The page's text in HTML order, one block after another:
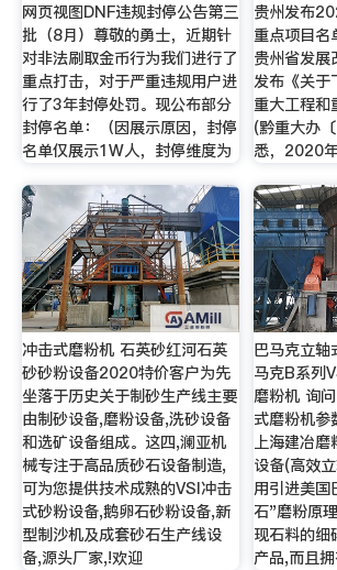
网页视图DNF违规封停公告第三
批（8月）尊敬的勇士，近期针
对非法刷取金币行为我们进行了
重点打击，对于严重违规用户进
行了3年封停处罚。现公布部分
封停名单：（因展示原因，封停
名单仅展示1W人，封停维度为
贵州发布
重点项目
贵州省发展
发布《关
重大工程和
(黔重大办
悉，2020
冲击式磨粉机 石英砂红河石英
砂砂粉设备2020特价客户为先
坐落于历史关于制砂生产线主要
由制砂设备,磨粉设备,洗砂设备
和选矿设备组成。这四,澜亚机
械专注于高品质砂石设备制造,
可为您提供技术成熟的VSI冲击
式砂粉设备,鹅卵石砂粉设备,新
型制沙机及成套砂石生产线设
备,源头厂家,!欢迎
巴马克立轴
马克B系列
磨粉机 询
式磨粉机参
上海建冶磨
设备(高效
用引进美
石"磨粉原
现石料的细
产品,而且拥